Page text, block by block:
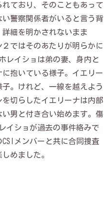
ており、そのこともあって
警察関係者がいると言う背
細を明かされないまま
２ではそのあたりが明らかに
レイショは弟の妻、身内と
抱いている様子。イエリー
。けれど、一線を越えよう
切らしたイエリーナは内部
男と付き合い始めます。傷
イショが過去の事件絡みで
CSIメンバーと共に合同捜査
めました。